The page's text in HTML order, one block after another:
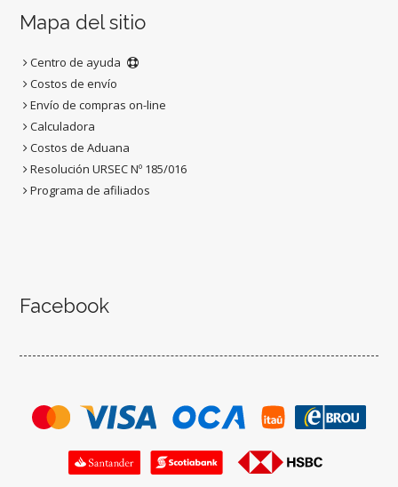
Mapa del sitio
Centro de ayuda
Costos de envío
Envío de compras on-line
Calculadora
Costos de Aduana
Resolución URSEC Nº 185/016
Programa de afiliados
Facebook